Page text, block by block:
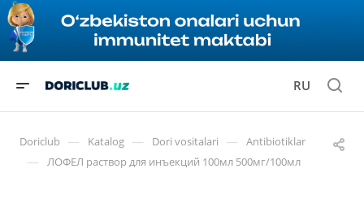
RU
Doriclub — Katalog — Dori vositalari — Antibiotiklar
— ЛОФЕЛ раствор для инъекций 100мл 500мг/100мл